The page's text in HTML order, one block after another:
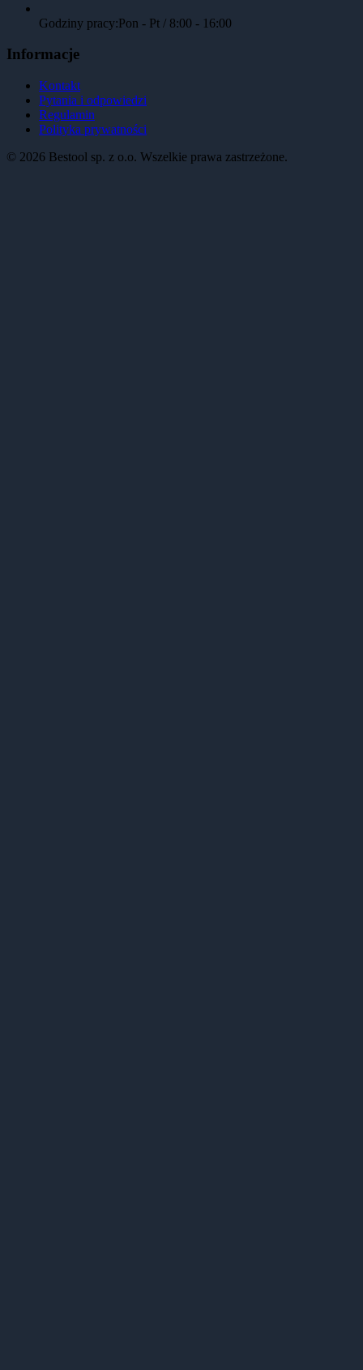
Godziny pracy:Pon - Pt / 8:00 - 16:00
Informacje
Kontakt
Pytania i odpowiedzi
Regulamin
Polityka prywatności
© 2026 Bestool sp. z o.o. Wszelkie prawa zastrzeżone.